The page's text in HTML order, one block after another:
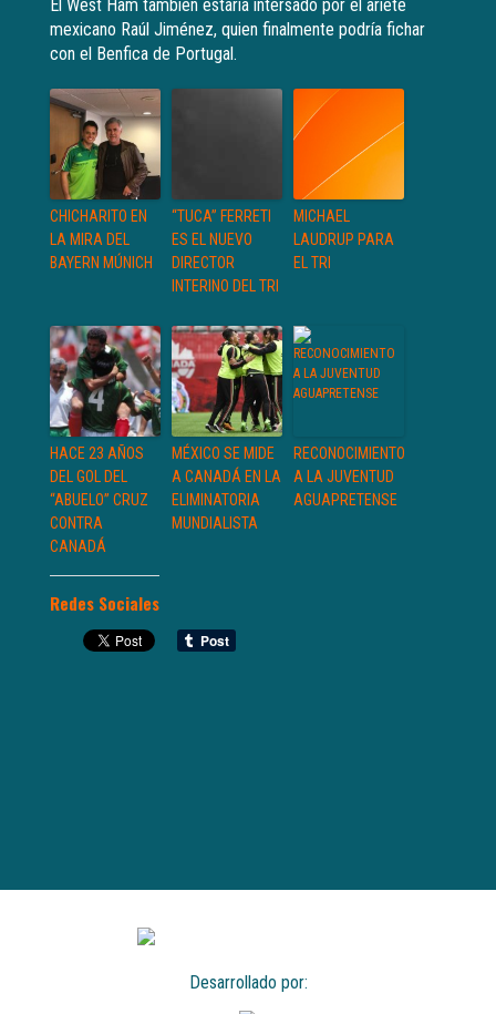
El West Ham también estaría intersado por el ariete
mexicano Raúl Jiménez, quien finalmente podría fichar
con el Benfica de Portugal.
CHICHARITO EN
LA MIRA DEL
BAYERN MÚNICH
“TUCA” FERRETI
ES EL NUEVO
DIRECTOR
INTERINO DEL TRI
MICHAEL
LAUDRUP PARA
EL TRI
HACE 23 AÑOS
DEL GOL DEL
“ABUELO” CRUZ
CONTRA
CANADÁ
MÉXICO SE MIDE
A CANADÁ EN LA
ELIMINATORIA
MUNDIALISTA
RECONOCIMIENTO
A LA JUVENTUD
AGUAPRETENSE
Redes Sociales
Desarrollado por: